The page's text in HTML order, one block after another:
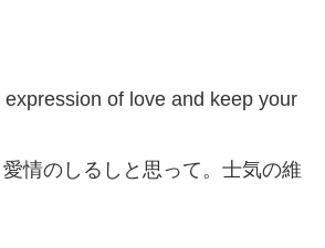
of love and keep your
情のしるしと思って。士気の維